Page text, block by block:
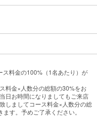
ス料金の100%（1名あたり）が
料金×人数分の総額の30%をお
日お時間になりましてもご来店
しましてコース料金×人数分の総
す。予めご了承ください。